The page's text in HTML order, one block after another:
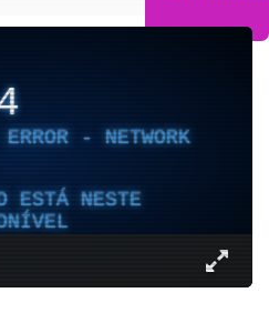
- NETWORK
ESTÁ NESTE